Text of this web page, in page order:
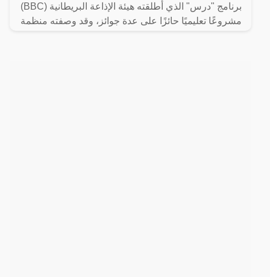
برنامج "درس" الذي أطلقته هيئة الإذاعة البريطانية (BBC)
مشروعًا تعليميًا حائزًا على عدة جوائز، وقد وصفته منظمة